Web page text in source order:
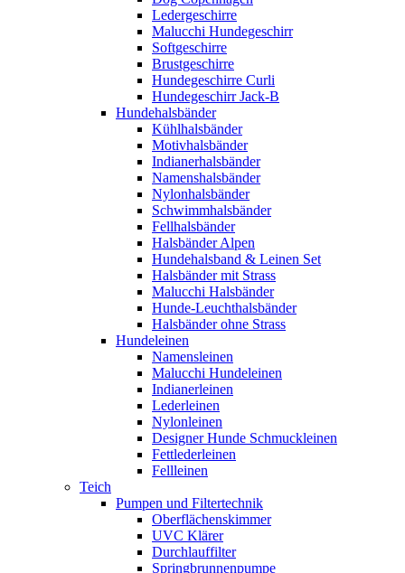
Ledergeschirre
Malucchi Hundegeschirr
Softgeschirre
Brustgeschirre
Hundegeschirre Curli
Hundegeschirr Jack-B
Hundehalsbänder
Kühlhalsbänder
Motivhalsbänder
Indianerhalsbänder
Namenshalsbänder
Nylonhalsbänder
Schwimmhalsbänder
Fellhalsbänder
Halsbänder Alpen
Hundehalsband & Leinen Set
Halsbänder mit Strass
Malucchi Halsbänder
Hunde-Leuchthalsbänder
Halsbänder ohne Strass
Hundeleinen
Namensleinen
Malucchi Hundeleinen
Indianerleinen
Lederleinen
Nylonleinen
Designer Hunde Schmuckleinen
Fettlederleinen
Fellleinen
Teich
Pumpen und Filtertechnik
Oberflächenskimmer
UVC Klärer
Durchlauffilter
Springbrunnenpumpe